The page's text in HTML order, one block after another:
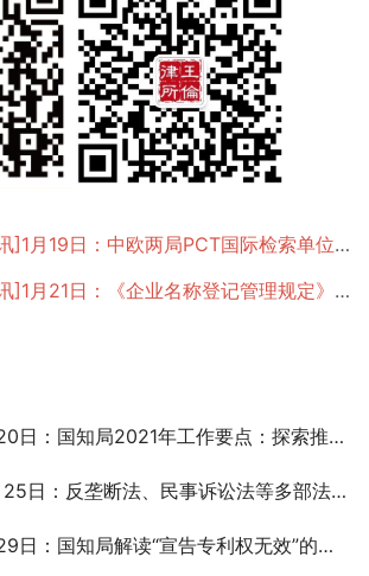
两局PCT国际检索单位试点项目在线研讨会将举办；场监管总局：加强反垄断和反不正当竞争 坚持支持规范并重；
称登记管理规定》公布，今年3月1日起施行；国知局：2020年我国商标审查工作成效显著；作家庄羽公布“反剽窃基金”进展
推进实用新型制度和外观设计制度改革！严厉打击非正常专利申请；最高法发布第三批保护产权和企业家合法权益典型案例
讼法等多部法律草案公开征求意见；全国人大常委会会议表决通过关于批准马拉喀什条约的决定
权无效”的相关法律 ；广东市监局 | 互联网平台“二选一”行为、“大数据杀熟”等为反垄断执法重点